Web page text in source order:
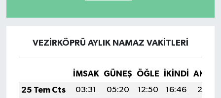
VEZİRKÖPRÜ AYLIK NAMAZ VAKITLERI
İMSAK GÜNEŞ ÖĞLE İKINDI
25 Tem Cts
03:31 05:20 12:50 16:46
20:10